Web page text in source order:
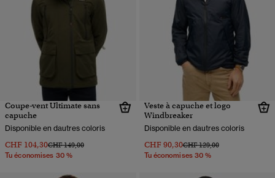
Coupe-vent Ultimate sans
capuche
Disponible en dautres coloris
CHF 104,30Prix réduit de
CHF 149,00à
Tu économises 30 %
Veste à capuche et logo
Windbreaker
Disponible en dautres coloris
CHF 90,30Prix réduit de
CHF 129,00à
Tu économises 30 %